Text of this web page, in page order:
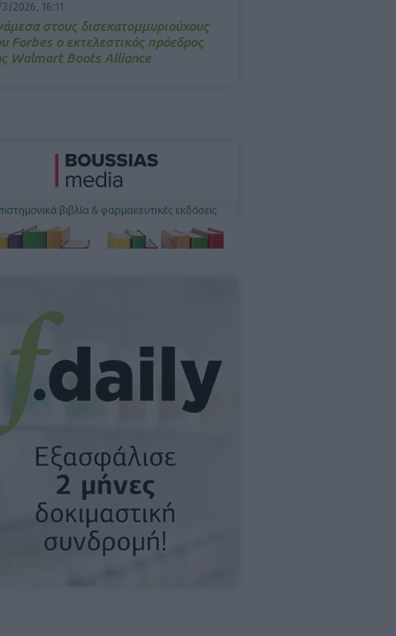
3/2026, 16:11
στους δισεκατομμυριούχους
Forbes o εκτελεστικός πρόεδρος
Walmart Boots Alliance